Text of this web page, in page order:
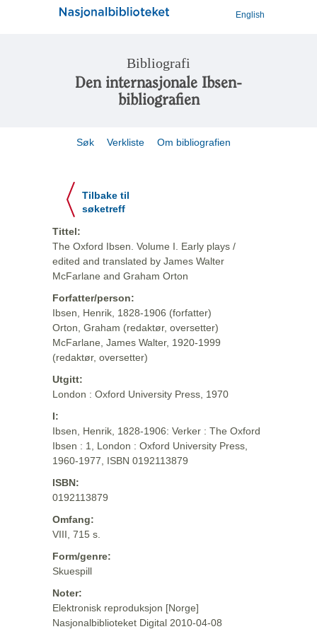
English
Bibliografi
Den internasjonale Ibsen-
bibliografien
Søk Verkliste Om bibliografien
Tilbake til
søketreff
Tittel:
The Oxford Ibsen. Volume I. Early plays /
edited and translated by James Walter
McFarlane and Graham Orton
Forfatter/person:
Ibsen, Henrik, 1828-1906 (forfatter)
Orton, Graham (redaktør, oversetter)
McFarlane, James Walter, 1920-1999
(redaktør, oversetter)
Utgitt:
London : Oxford University Press, 1970
I:
Ibsen, Henrik, 1828-1906: Verker : The Oxford
Ibsen : 1, London : Oxford University Press,
1960-1977, ISBN 0192113879
ISBN:
0192113879
Omfang:
VIII, 715 s.
Form/genre:
Skuespill
Noter:
Elektronisk reproduksjon [Norge]
Nasjonalbiblioteket Digital 2010-04-08